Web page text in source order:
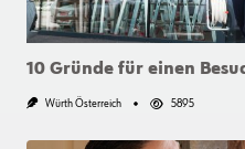
10 Gründe für einen
Würth Österreich 5895